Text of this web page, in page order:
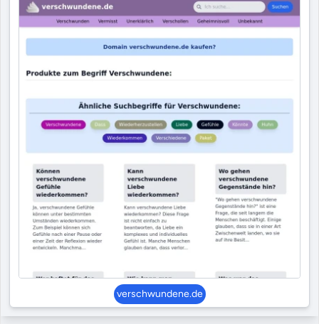
verschwundene.de